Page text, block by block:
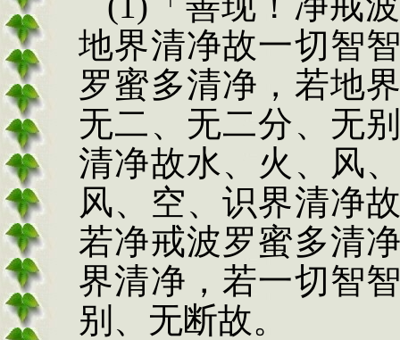
地界清净故一切智
罗蜜多清净，若地
无二、 无二分、无
清净故水、火、风
风、空、识界清净
若净戒波罗蜜多清
界清净，若一切智
别、无断故。